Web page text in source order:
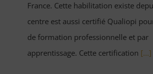
France. Cette habilitation existe
centre est aussi certifié Qualiopi
de formation professionnelle et par
apprentissage. Cette certification [...]